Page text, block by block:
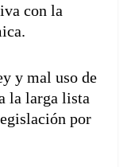
con la
y mal uso de
la larga lista
por